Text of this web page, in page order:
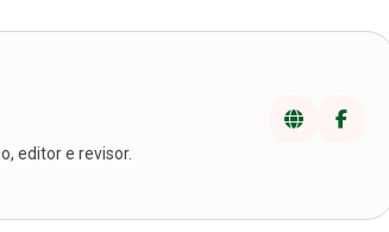
editor e revisor.